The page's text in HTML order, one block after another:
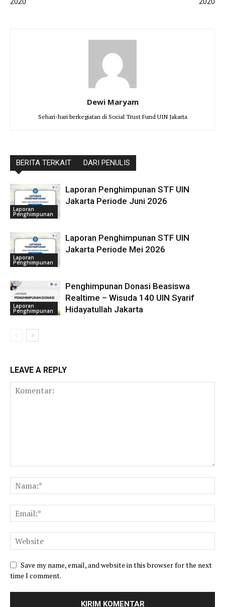
Dewi Maryam
Sehari-hari berkegiatan di Social Trust Fund UIN Jakarta
BERITA TERKAIT DARI PENULIS
Laporan
Penghimpunan
Laporan Penghimpunan STF UIN
Jakarta Periode Juni 2026
Laporan
Penghimpunan
Laporan Penghimpunan STF UIN
Jakarta Periode Mei 2026
Laporan
Penghimpunan
Penghimpunan Donasi Beasiswa
Realtime – Wisuda 140 UIN Syarif
Hidayatullah Jakarta
LEAVE A REPLY
Save my name, email, and website in this browser for the next
time I comment.